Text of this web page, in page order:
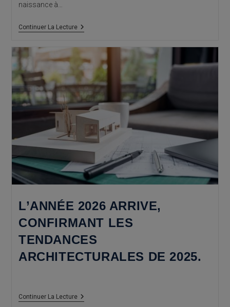
naissance à…
Continuer La LectureL’Amphithéâtre
Une
Architecture
Emblématique
Face
À
La
Méditerranée
L’ANNÉE 2026 ARRIVE,
CONFIRMANT LES
TENDANCES
ARCHITECTURALES DE 2025.
Continuer La LectureL’année